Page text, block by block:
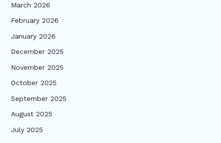
March 2026
February 2026
January 2026
December 2025
November 2025
October 2025
September 2025
August 2025
July 2025